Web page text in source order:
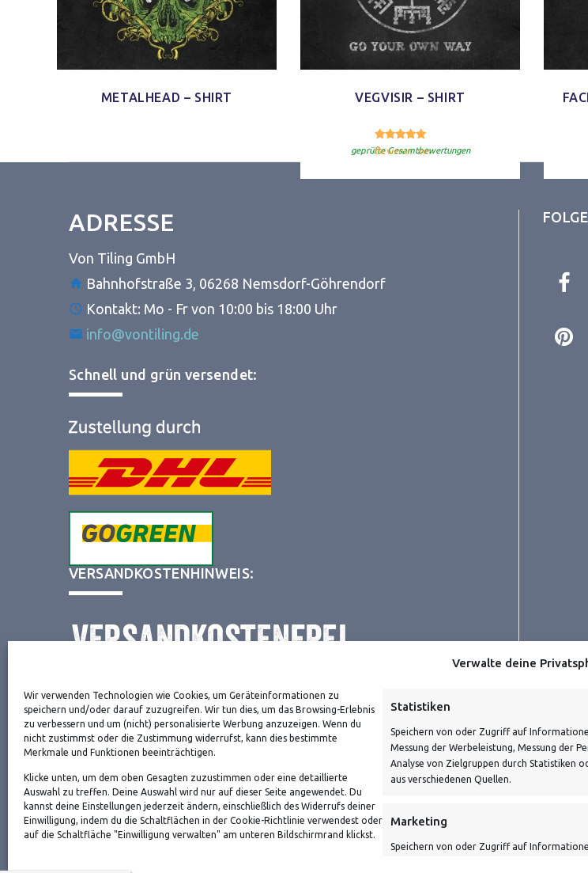
Verwalte deine
Wir verwenden Technologien wie Cookies, um Geräteinformationen zu
speichern und/oder darauf zuzugreifen. Wir tun dies, um das Browsing-Erlebnis
zu verbessern und um (nicht) personalisierte Werbung anzuzeigen. Wenn du
nicht zustimmst oder die Zustimmung widerrufst, kann dies bestimmte
Merkmale und Funktionen beeinträchtigen.
Klicke unten, um dem oben Gesagten zuzustimmen oder eine detaillierte
Auswahl zu treffen. Deine Auswahl wird nur auf dieser Seite angewendet. Du
kannst deine Einstellungen jederzeit ändern, einschließlich des Widerrufs deiner
Einwilligung, indem du die Schaltflächen in der Cookie-Richtlinie verwendest oder
auf die Schaltfläche "Einwilligung verwalten" am unteren Bildschirmrand klickst.
Statistiken
Speichern von oder Zugriff auf
Messung der Werbeleistung, Messung der
Analyse von Zielgruppen durch Statistiken
aus verschiedenen Quellen.
Marketing
Speichern von oder Zugriff auf
METALHEAD – SHIRT VEGVISIR – SHIRT
Bewertet mit 4.50
geprüfte Gesamtbewertungen
ADRESSE
Von Tiling GmbH
Bahnhofstraße 3, 06268 Nemsdorf-Göhrendorf
Kontakt: Mo - Fr von 10:00 bis 18:00 Uhr
info@vontiling.de
Schnell und grün versendet:
VERSANDKOSTENHINWEIS:
NEWSLETTER
Danke, deine Registrierung war erfolgreich! Bitte prüfe dein E-Mail-Konto für
die Bestätigung.